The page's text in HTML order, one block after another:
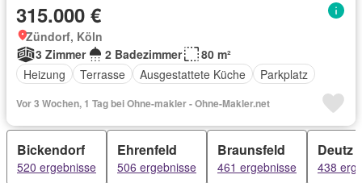
315.000 €
Zündorf, Köln
3 Zimmer
2 Badezimmer
80 m²
Heizung
Terrasse Ausgestattete Küche Parkplatz
Vor 3 Wochen, 1 Tag bei Ohne-makler - Ohne-Makler.net
Bickendorf
520 ergebnisse
Ehrenfeld
506 ergebnisse
Braunsfeld
461 ergebnisse
Deutz
438